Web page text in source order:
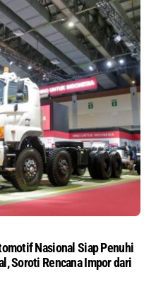
Nasional Siap Penuhi
Soroti Rencana Impor dari